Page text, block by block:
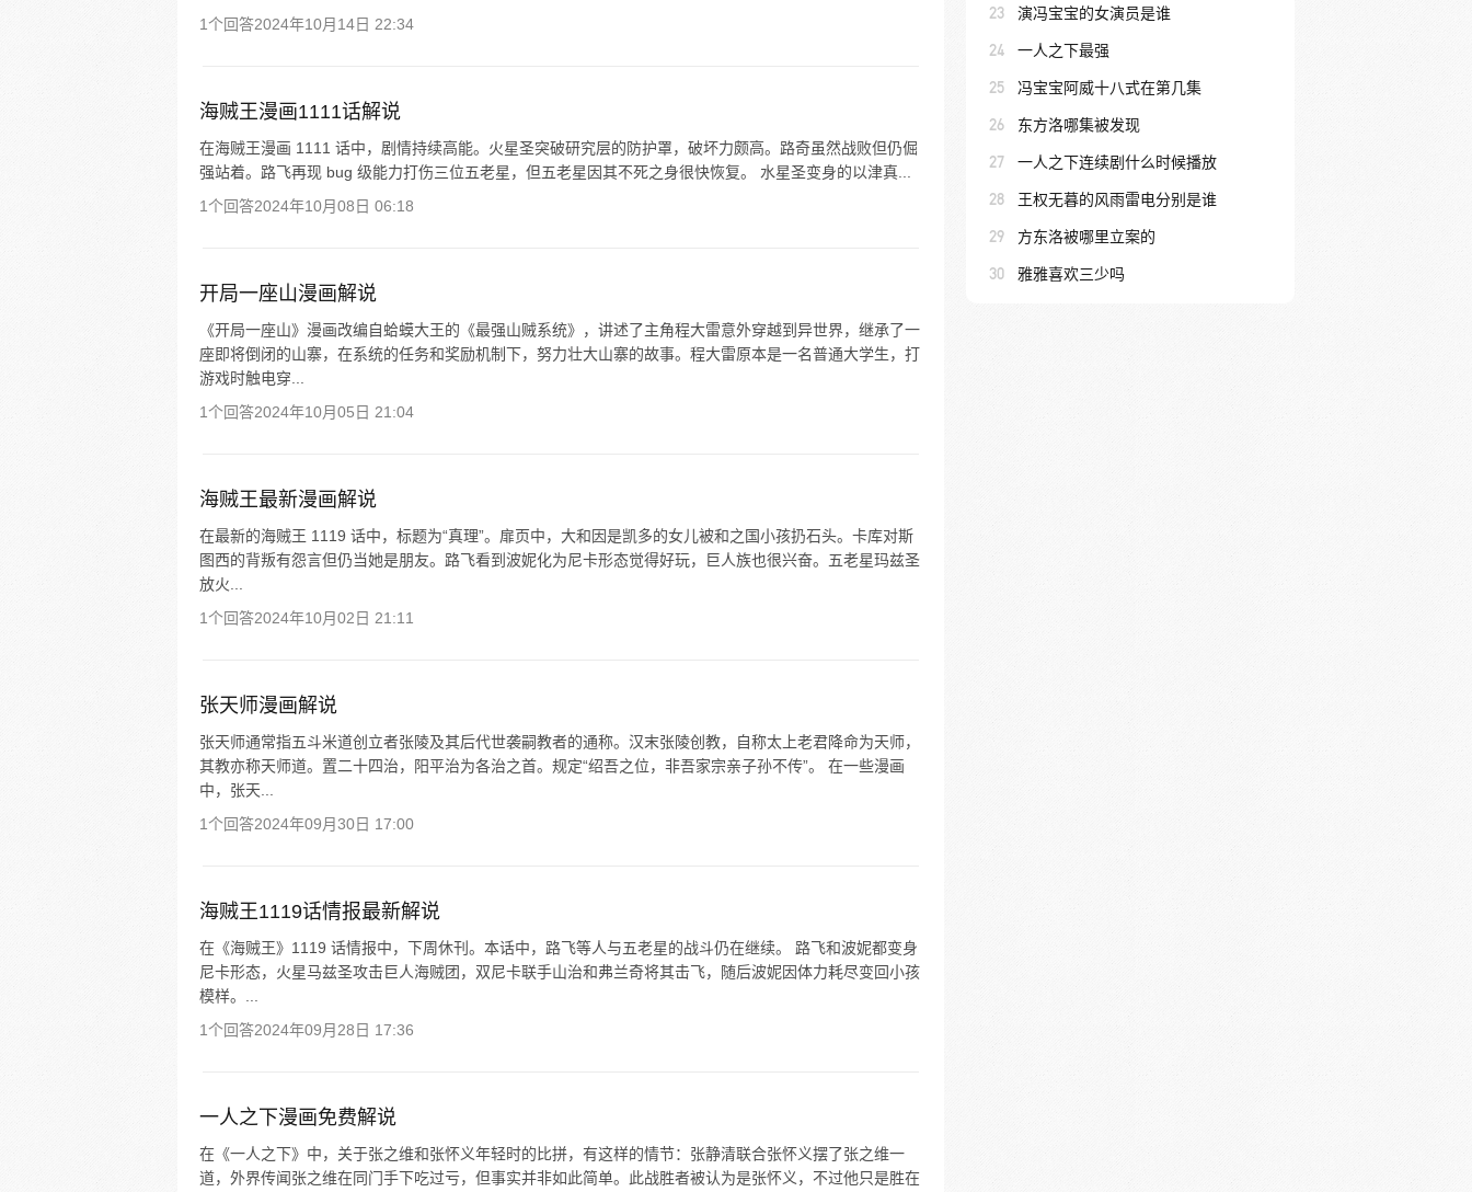
1个回答2024年10月14日 22:34
海贼王漫画1111话解说
在海贼王漫画 1111 话中，剧情持续高能。火星圣突破研究层的防护罩，破坏力颇高。路奇虽然战败但仍倔
强站着。路飞再现 bug 级能力打伤三位五老星，但五老星因其不死之身很快恢复。 水星圣变身的以津真...
1个回答2024年10月08日 06:18
开局一座山漫画解说
《开局一座山》漫画改编自蛤蟆大王的《最强山贼系统》，讲述了主角程大雷意外穿越到异世界，继承了一
座即将倒闭的山寨，在系统的任务和奖励机制下，努力壮大山寨的故事。程大雷原本是一名普通大学生，打
游戏时触电穿...
1个回答2024年10月05日 21:04
海贼王最新漫画解说
在最新的海贼王 1119 话中，标题为“真理”。扉页中，大和因是凯多的女儿被和之国小孩扔石头。卡库对斯
图西的背叛有怨言但仍当她是朋友。路飞看到波妮化为尼卡形态觉得好玩，巨人族也很兴奋。五老星玛兹圣
放火...
1个回答2024年10月02日 21:11
张天师漫画解说
张天师通常指五斗米道创立者张陵及其后代世袭嗣教者的通称。汉末张陵创教，自称太上老君降命为天师，
其教亦称天师道。置二十四治，阳平治为各治之首。规定“绍吾之位，非吾家宗亲子孙不传”。 在一些漫画
中，张天...
1个回答2024年09月30日 17:00
海贼王1119话情报最新解说
在《海贼王》1119 话情报中，下周休刊。本话中，路飞等人与五老星的战斗仍在继续。 路飞和波妮都变身
尼卡形态，火星马兹圣攻击巨人海贼团，双尼卡联手山治和弗兰奇将其击飞，随后波妮因体力耗尽变回小孩
模样。...
1个回答2024年09月28日 17:36
一人之下漫画免费解说
在《一人之下》中，关于张之维和张怀义年轻时的比拼，有这样的情节：张静清联合张怀义摆了张之维一
道，外界传闻张之维在同门手下吃过亏，但事实并非如此简单。此战胜者被认为是张怀义，不过他只是胜在
23 演冯宝宝的女演员是谁
24 一人之下最强
25 冯宝宝阿威十八式在第几集
26 东方洛哪集被发现
27 一人之下连续剧什么时候播放
28 王权无暮的风雨雷电分别是谁
29 方东洛被哪里立案的
30 雅雅喜欢三少吗